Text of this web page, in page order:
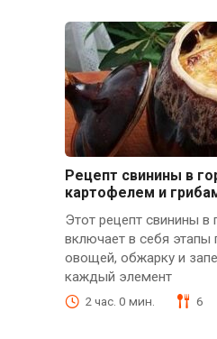
Рецепт свинины в
картофелем и
Этот рецепт свинины в
включает в себя этапы
овощей, обжарку и
каждый элемент
2 час. 0 мин. 6